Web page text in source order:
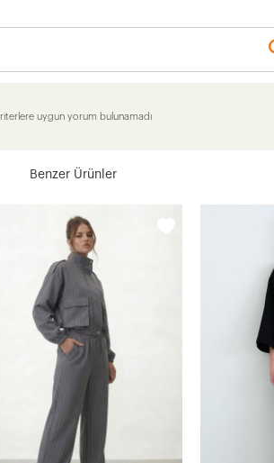
uygun yorum bulunamadı
Benzer Ürünler